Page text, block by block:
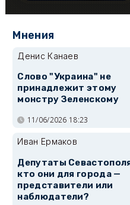
Мнения
Денис Канаев
Слово "Украина" не
принадлежит этому
монстру Зеленскому
11/06/2026 18:23
Иван Ермаков
Депутаты
кто они для города —
представители или
наблюдатели?